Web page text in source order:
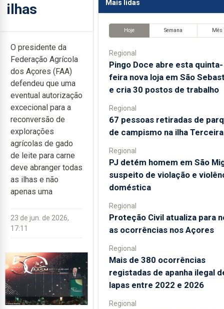
ilhas
O presidente da
Federação Agrícola
dos Açores (FAA)
defendeu que uma
eventual autorização
excecional para a
reconversão de
explorações
agrícolas de gado
de leite para carne
deve abranger todas
as ilhas e não
apenas uma
23 de jun. de 2026,
17:11
Mais lidas
Hoje Semana Mês
Regional
Pingo Doce abre esta quinta-
feira nova loja em São
e cria 30 postos de trabalho
Regional
67 pessoas retiradas de
de campismo na ilha Terceira
Regional
PJ detém homem em São
suspeito de violação e
doméstica
Regional
Proteção Civil atualiza para
as ocorrências nos Açores
Regional
Mais de 380 ocorrências
registadas de apanha ilegal
lapas entre 2022 e 2026
Regional